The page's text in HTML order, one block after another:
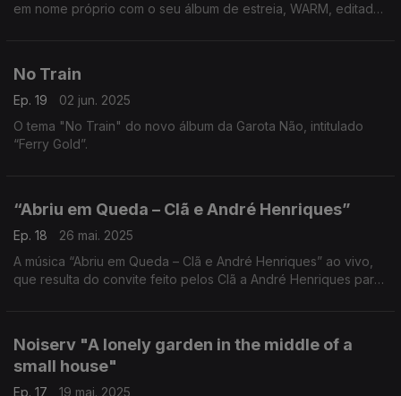
em nome próprio com o seu álbum de estreia, WARM, editado
No Train
Ep. 19
02 jun. 2025
O tema "No Train" do novo álbum da Garota Não, intitulado
“Ferry Gold”.
“Abriu em Queda – Clã e André Henriques”
Ep. 18
26 mai. 2025
A música “Abriu em Queda – Clã e André Henriques” ao vivo,
que resulta do convite feito pelos Clã a André Henriques para
Noiserv "A lonely garden in the middle of a
small house"
Ep. 17
19 mai. 2025